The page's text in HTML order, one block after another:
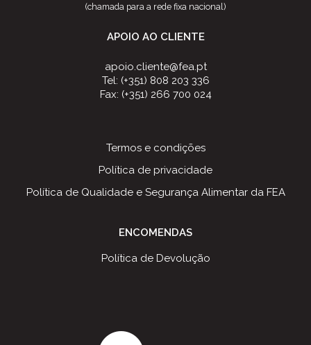
(chamada para a rede fixa nacional)
APOIO AO CLIENTE
apoio.cliente@fea.pt
Tel: (+351) 808 203 336
Fax: (+351) 266 700 024
Termos e condições
Política de privacidade
Política de Qualidade e Segurança Alimentar da FEA
ENCOMENDAS
Política de Devolução